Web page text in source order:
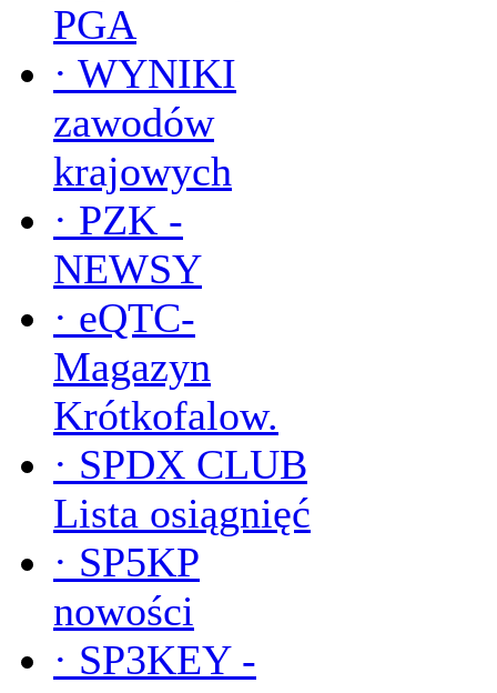
PGA
· WYNIKI
zawodów
krajowych
· PZK -
NEWSY
· eQTC-
Magazyn
Krótkofalow.
· SPDX CLUB
Lista osiągnięć
· SP5KP
nowości
· SP3KEY -